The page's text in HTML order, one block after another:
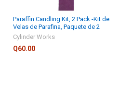
Paraffin Candling Kit, 2 Pack -Kit de
Velas de Parafina, Paquete de 2
Cylinder Works
Q60.00